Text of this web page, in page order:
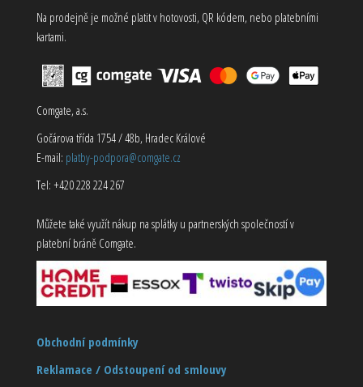
Na prodejně je možné platit v hotovosti, QR kódem, nebo platebními
kartami.
Comgate, a.s.
Gočárova třída 1754 / 48b, Hradec Králové
E-mail: platby-podpora@comgate.cz
Tel: +420 228 224 267
Můžete také využít nákup na splátky u partnerských společností v
platební bráně Comgate.
Obchodní podmínky
Reklamace / Odstoupení od smlouvy